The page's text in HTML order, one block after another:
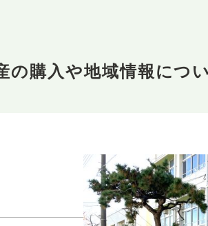
購入や地域情報につ